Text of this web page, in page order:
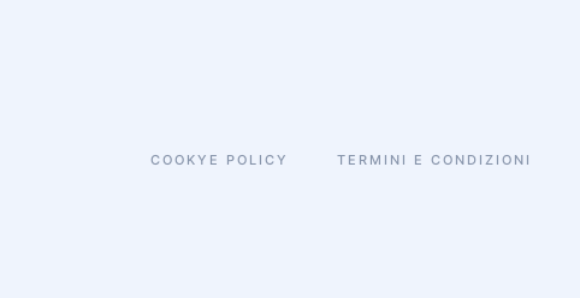
COOKYE POLICY TERMINI E CONDIZIONI